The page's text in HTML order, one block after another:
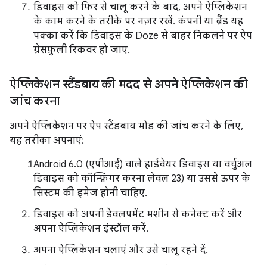
डिवाइस को फिर से चालू करने के बाद, अपने ऐप्लिकेशन
के काम करने के तरीके पर नज़र रखें. कंपनी या ब्रैंड यह
पक्का करें कि डिवाइस के Doze से बाहर निकलने पर ऐप
ग्रेसफ़ुली रिकवर हो जाए.
ऐप्लिकेशन स्टैंडबाय की मदद से अपने ऐप्लिकेशन की
जांच करना
अपने ऐप्लिकेशन पर ऐप स्टैंडबाय मोड की जांच करने के लिए,
यह तरीका अपनाएं:
Android 6.0 (एपीआई) वाले हार्डवेयर डिवाइस या वर्चुअल
डिवाइस को कॉन्फ़िगर करना लेवल 23) या उससे ऊपर के
सिस्टम की इमेज होनी चाहिए.
डिवाइस को अपनी डेवलपमेंट मशीन से कनेक्ट करें और
अपना ऐप्लिकेशन इंस्टॉल करें.
अपना ऐप्लिकेशन चलाएं और उसे चालू रहने दें.